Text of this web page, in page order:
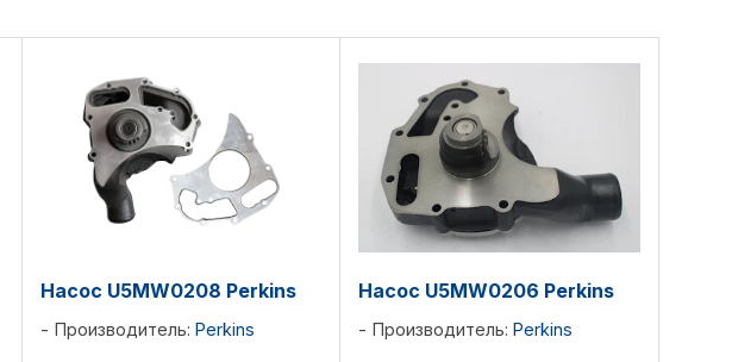
Насос U5MW0208 Perkins
Производитель: Perkins
Насос U5MW0206 Perkins
Производитель: Perkins